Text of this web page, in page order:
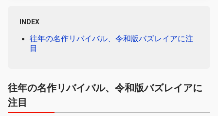
INDEX
往年の名作リバイバル、令和版バズレイアに注
目
往年の名作リバイバル、令和版バズレイアに
注目